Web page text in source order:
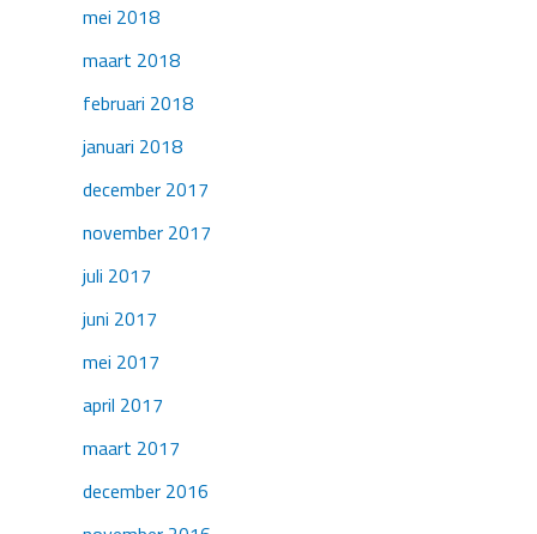
mei 2018
maart 2018
februari 2018
januari 2018
december 2017
november 2017
juli 2017
juni 2017
mei 2017
april 2017
maart 2017
december 2016